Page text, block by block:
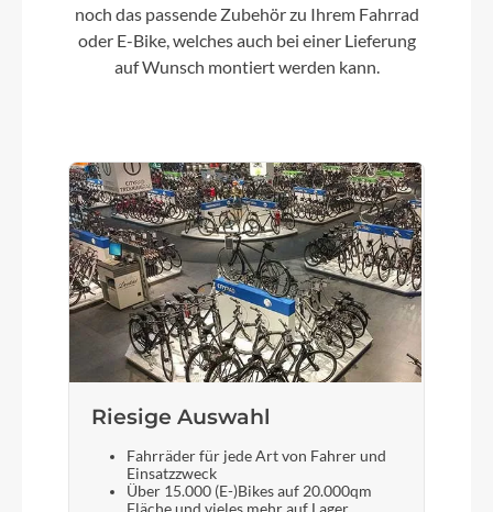
Zecure
Motor
Bosch Performance Line 25/65Nm
Kette
KMC X10E
noch das passende Zubehör zu Ihrem Fahrrad
oder E-Bike, welches auch bei einer Lieferung
auf Wunsch montiert werden kann.
Riesige Auswahl
Fahrräder für jede Art von Fahrer und
Einsatzzweck
Über 15.000 (E-)Bikes auf 20.000qm